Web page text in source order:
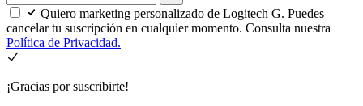
Quiero marketing personalizado de Logitech G. Puedes
cancelar tu suscripción en cualquier momento. Consulta nuestra
Política de Privacidad.
¡Gracias por suscribirte!